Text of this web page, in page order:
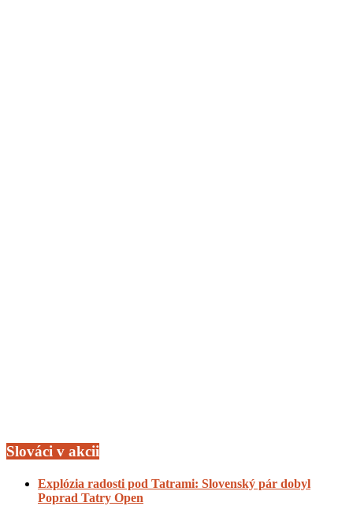
Slováci v akcii
Explózia radosti pod Tatrami: Slovenský pár dobyl
Poprad Tatry Open